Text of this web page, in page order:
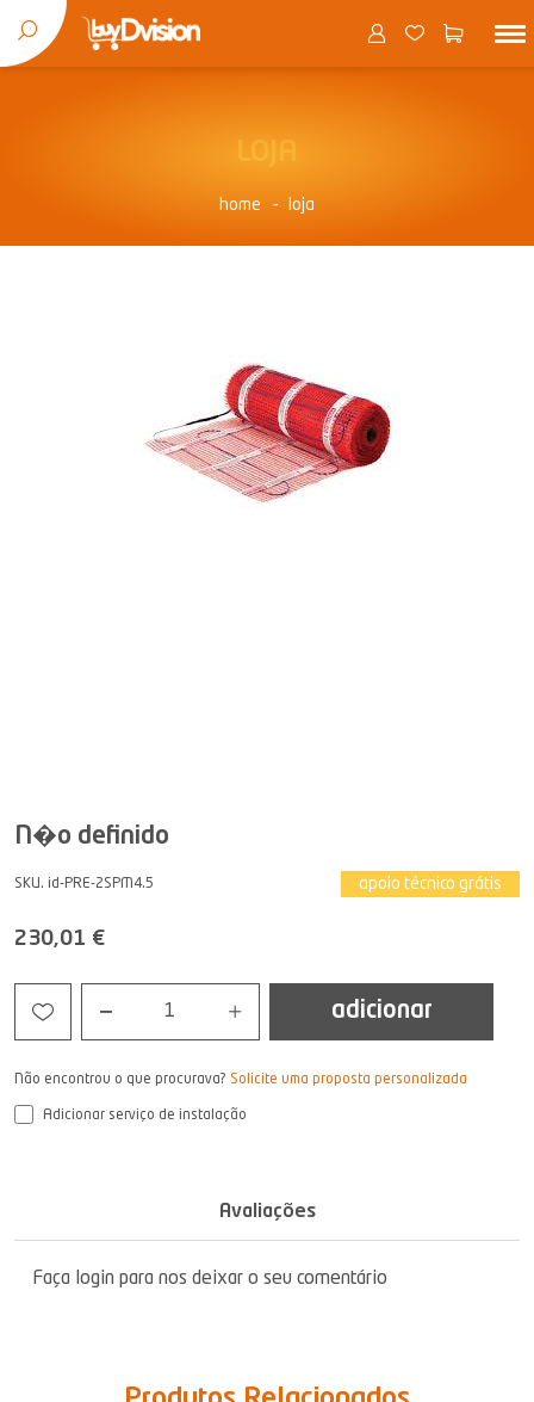
home loja
N�o definido
SKU. id-PRE-2SPM4.5 apoio técnico grátis
230,01 €
1 adicionar
Não encontrou o que procurava? Solicite uma proposta personalizada
Adicionar serviço de instalação
Avaliações
Faça login para nos deixar o seu comentário